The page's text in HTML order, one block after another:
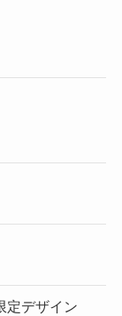
定デザイン